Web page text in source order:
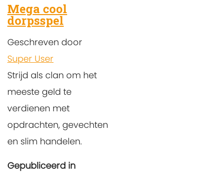
Mega cool
dorpsspel
Geschreven door
Super User
Strijd als clan om het
meeste geld te
verdienen met
opdrachten, gevechten
en slim handelen.
Gepubliceerd in